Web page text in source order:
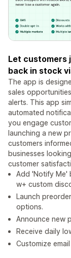
Let customers
back in stock
The app is
sales
alerts. This app
automated
you engage
launching a new
customers
businesses
customer
Add 'Notify Me'
w+ custom
Launch
options.
Announce new
Receive daily
Customize